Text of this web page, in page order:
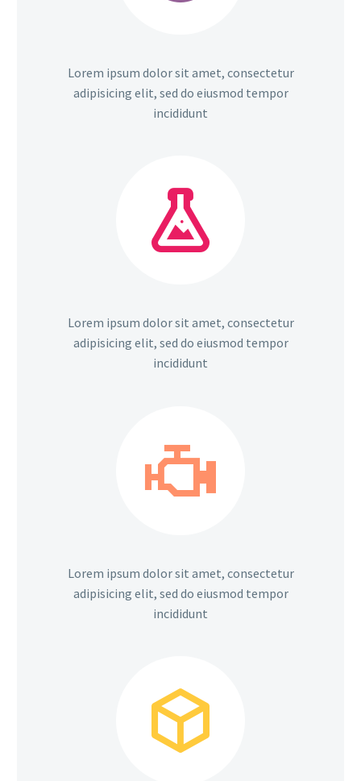
Lorem ipsum dolor sit amet, consectetur
adipisicing elit, sed do eiusmod tempor
incididunt


Lorem ipsum dolor sit amet, consectetur
adipisicing elit, sed do eiusmod tempor
incididunt


Lorem ipsum dolor sit amet, consectetur
adipisicing elit, sed do eiusmod tempor
incididunt

